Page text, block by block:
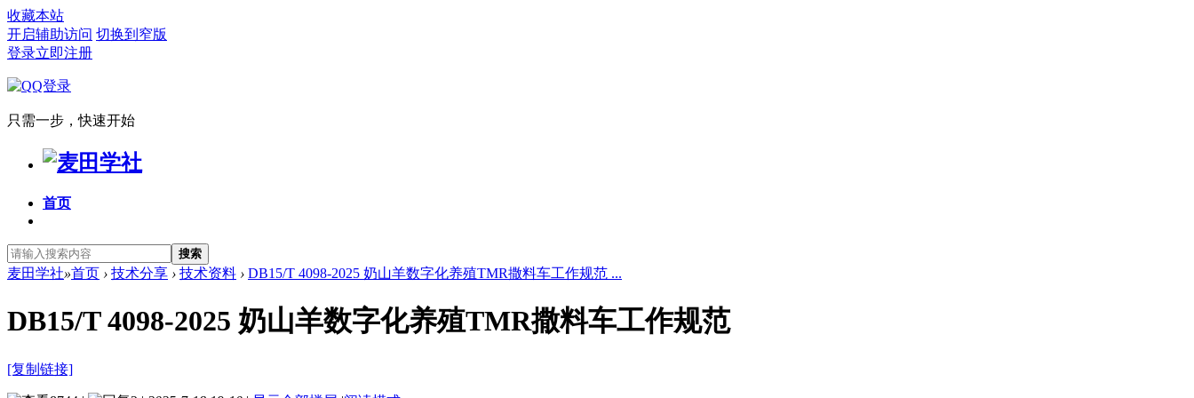
收藏本站
开启辅助访问 切换到窄版
登录立即注册
只需一步，快速开始
首页
搜索
麦田学社»首页 › 技术分享 › 技术资料 › DB15/T 4098-2025 奶山羊数字化养殖TMR撒料车工作规范 ...
DB15/T 4098-2025 奶山羊数字化养殖TMR撒料车工作规范
[复制链接]